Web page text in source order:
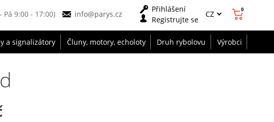
Pá 9:00 - 17:00) info@parys.cz
Přihlášení
Registrujte se
CZ 0
a signalizátory Čluny, motory, echoloty Druh rybolovu Výrobci